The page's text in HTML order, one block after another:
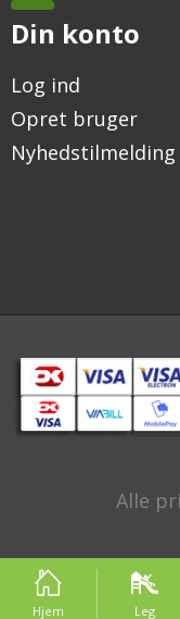
Din konto
Log ind
Opret bruger
Nyhedstilmelding
Alle
Hjem Leg